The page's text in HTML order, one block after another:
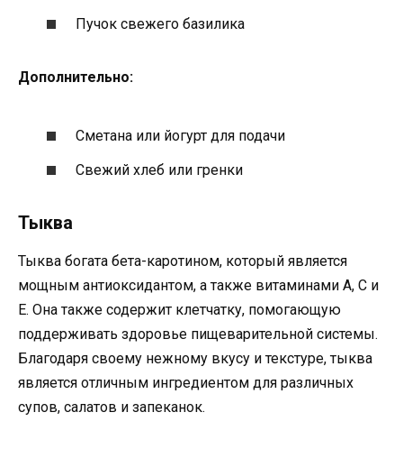
Пучок свежего базилика
Дополнительно:
Сметана или йогурт для подачи
Свежий хлеб или гренки
Тыква
Тыква богата бета-каротином, который является
мощным антиоксидантом, а также витаминами А, С и
Е. Она также содержит клетчатку, помогающую
поддерживать здоровье пищеварительной системы.
Благодаря своему нежному вкусу и текстуре, тыква
является отличным ингредиентом для различных
супов, салатов и запеканок.